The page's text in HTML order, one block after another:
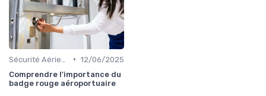
• 12/06/2025
Comprendre l'importance du
badge rouge aéroportuaire